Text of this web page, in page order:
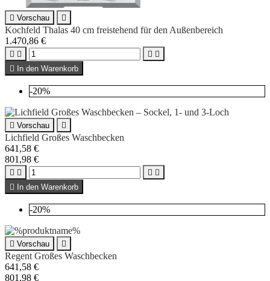
 Vorschau 
Kochfeld Thalas 40 cm freistehend für den Außenbereich
1.470,86 €
   
 In den Warenkorb
-20%
 Vorschau 
Lichfield Großes Waschbecken
641,58 €
801,98 €
   
 In den Warenkorb
-20%
 Vorschau 
Regent Großes Waschbecken
641,58 €
801,98 €